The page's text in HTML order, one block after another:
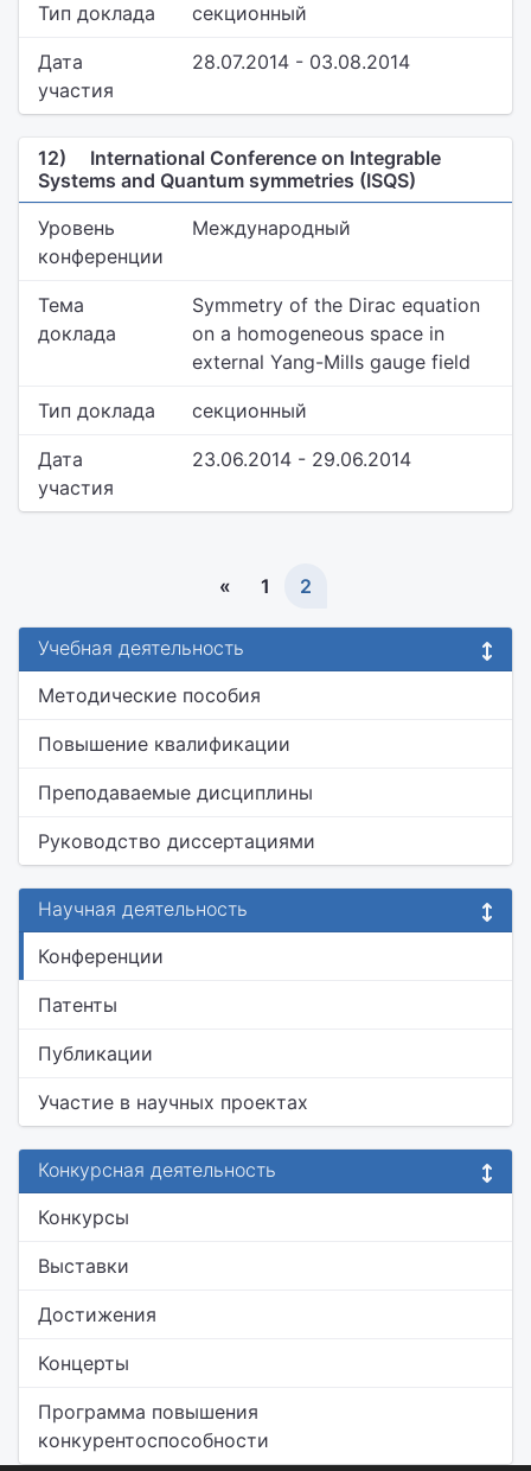
Тип доклада секционный
Дата
участия
28.07.2014 - 03.08.2014
12)
International Conference on Integrable
Systems and Quantum symmetries (ISQS)
Уровень
конференции
Международный
Тема
доклада
Symmetry of the Dirac equation
on a homogeneous space in
external Yang-Mills gauge field
Тип доклада секционный
Дата
участия
23.06.2014 - 29.06.2014
« 1 2
Учебная деятельность
Методические пособия
Повышение квалификации
Преподаваемые дисциплины
Руководство диссертациями
Научная деятельность
Конференции
Патенты
Публикации
Участие в научных проектах
Конкурсная деятельность
Конкурсы
Выставки
Достижения
Концерты
Программа повышения
конкурентоспособности